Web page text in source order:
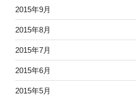
2015年9月
2015年8月
2015年7月
2015年6月
2015年5月